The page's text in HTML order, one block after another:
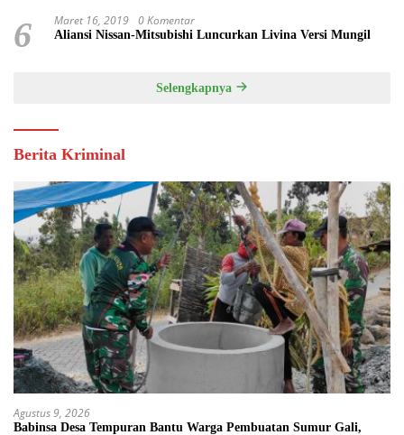
6 Maret 16, 2019 0 Komentar
Aliansi Nissan-Mitsubishi Luncurkan Livina Versi Mungil
Selengkapnya
Berita Kriminal
Agustus 9, 2026
Babinsa Desa Tempuran Bantu Warga Pembuatan Sumur Gali,